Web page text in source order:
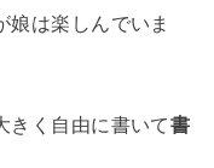
娘は楽しんでいま
きく自由に書いて書